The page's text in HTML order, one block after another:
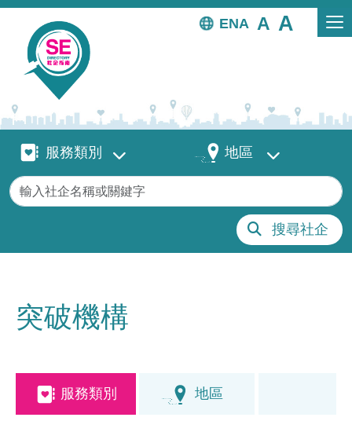
移至主內容
EN
服務類別服務類別 地區 地區
關鍵字
搜尋社企
突破機構
服務類別 地區